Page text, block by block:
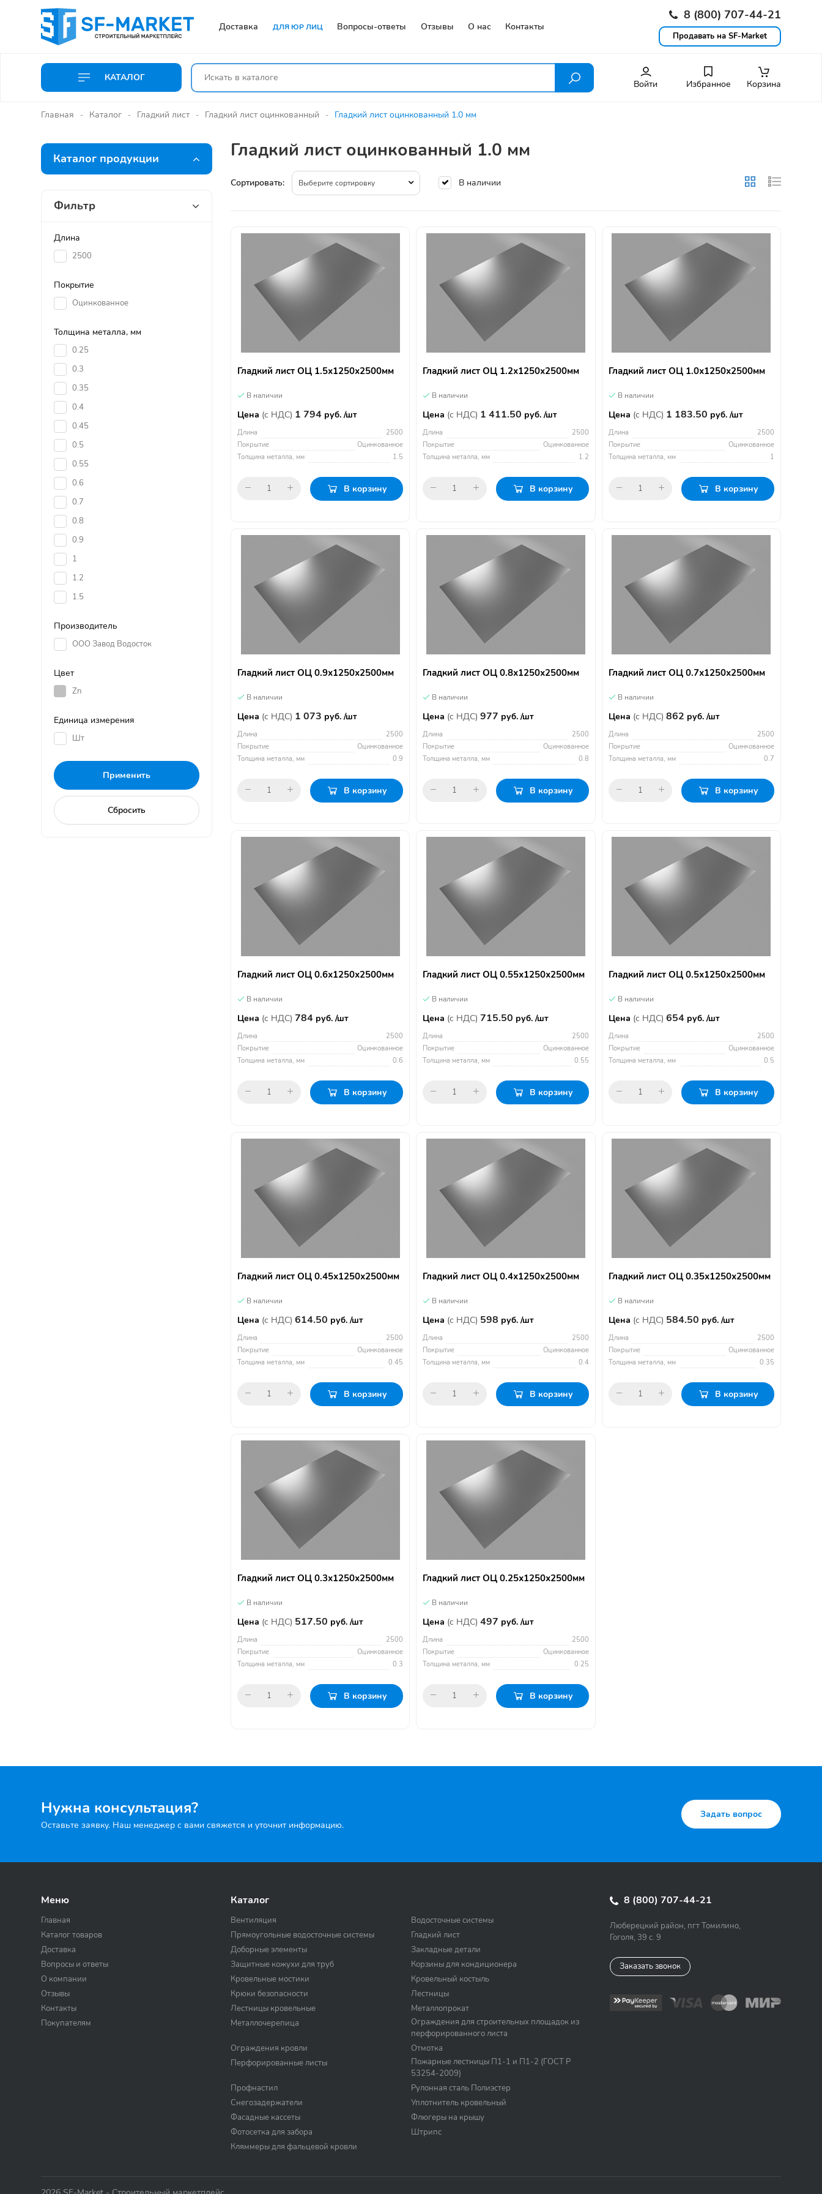
Доставка ДЛЯ ЮР ЛИЦ Вопросы-ответы Отзывы О нас Контакты
8 (800) 707-44-21
Продавать на SF-Market
КАТАЛОГ
Войти Избранное Корзина
Главная Каталог Гладкий лист Гладкий лист оцинкованный Гладкий лист оцинкованный 1.0 мм
Каталог продукции
Фильтр
Длина
2500
Покрытие
Оцинкованное
Толщина металла, мм
0.25
0.3
0.35
0.4
0.45
0.5
0.55
0.6
0.7
0.8
0.9
1
1.2
1.5
Производитель
ООО Завод Водосток
Цвет
Zn
Единица измерения
Шт
Гладкий лист оцинкованный 1.0 мм
Сортировать: Выберите сортировку В наличии
Гладкий лист ОЦ 1.5х1250х2500мм
В наличии
Цена (с НДС) 1 794 руб. /шт
Длина
2500
Покрытие
Оцинкованное
Толщина металла, мм
1.5
В корзину
Гладкий лист ОЦ 1.2х1250х2500мм
В наличии
Цена (с НДС) 1 411.50 руб. /шт
Длина
2500
Покрытие
Оцинкованное
Толщина металла, мм
1.2
В корзину
Гладкий лист ОЦ 1.0х1250х2500мм
В наличии
Цена (с НДС) 1 183.50 руб. /шт
Длина
2500
Покрытие
Оцинкованное
Толщина металла, мм
1
В корзину
Гладкий лист ОЦ 0.9х1250х2500мм
В наличии
Цена (с НДС) 1 073 руб. /шт
Длина
2500
Покрытие
Оцинкованное
Толщина металла, мм
0.9
В корзину
Гладкий лист ОЦ 0.8х1250х2500мм
В наличии
Цена (с НДС) 977 руб. /шт
Длина
2500
Покрытие
Оцинкованное
Толщина металла, мм
0.8
В корзину
Гладкий лист ОЦ 0.7х1250х2500мм
В наличии
Цена (с НДС) 862 руб. /шт
Длина
2500
Покрытие
Оцинкованное
Толщина металла, мм
0.7
В корзину
Гладкий лист ОЦ 0.6х1250х2500мм
В наличии
Цена (с НДС) 784 руб. /шт
Длина
2500
Покрытие
Оцинкованное
Толщина металла, мм
0.6
В корзину
Гладкий лист ОЦ 0.55х1250х2500мм
В наличии
Цена (с НДС) 715.50 руб. /шт
Длина
2500
Покрытие
Оцинкованное
Толщина металла, мм
0.55
В корзину
Гладкий лист ОЦ 0.5х1250х2500мм
В наличии
Цена (с НДС) 654руб. /шт
Длина
2500
Покрытие
Оцинкованное
Толщина металла, мм
0.5
В корзину
Гладкий лист ОЦ 0.45х1250х2500мм
В наличии
Цена (с НДС) 614.50 руб. /шт
Длина
2500
Покрытие
Оцинкованное
Толщина металла, мм
0.45
В корзину
Гладкий лист ОЦ 0.4х1250х2500мм
В наличии
Цена (с НДС) 598 руб. /шт
Длина
2500
Покрытие
Оцинкованное
Толщина металла, мм
0.4
В корзину
Гладкий лист ОЦ 0.35х1250х2500мм
В наличии
Цена (с НДС) 584.50 руб. /шт
Длина
2500
Покрытие
Оцинкованное
Толщина металла, мм
0.35
В корзину
Гладкий лист ОЦ 0.3х1250х2500мм
В наличии
Цена (с НДС) 517.50 руб. /шт
Длина
2500
Покрытие
Оцинкованное
Толщина металла, мм
0.3
В корзину
Гладкий лист ОЦ 0.25х1250х2500мм
В наличии
Цена (с НДС) 497 руб. /шт
Длина
2500
Покрытие
Оцинкованное
Толщина металла, мм
0.25
В корзину
Нужна консультация?
Оставьте заявку. Наш менеджер с вами свяжется и уточнит информацию.
Задать вопрос
Меню
Главная
Каталог товаров
Доставка
Вопросы и ответы
О компании
Отзывы
Контакты
Покупателям
Каталог
Вентиляция
Водосточные системы
Прямоугольные водосточные системы
Гладкий лист
Доборные элементы
Закладные детали
Защитные кожухи для труб
Корзины для кондиционера
Кровельные мостики
Кровельный костыль
Крюки безопасности
Лестницы
Лестницы кровельные
Металлопрокат
Металлочерепица
Ограждения для строительных площадок из
перфорированного листа
Ограждения кровли
Отмотка
Перфорированные листы
Пожарные лестницы П1-1 и П1-2 (ГОСТ Р
53254-2009)
Профнастил
Рулонная сталь Полиэстер
Снегозадержатели
Уплотнитель кровельный
Фасадные кассеты
Флюгеры на крышу
Фотосетка для забора
Штрипс
Кляммеры для фальцевой кровли
8 (800) 707-44-21
Люберецкий район, пгт Томилино,
Гоголя, 39 с. 9
Заказать звонок